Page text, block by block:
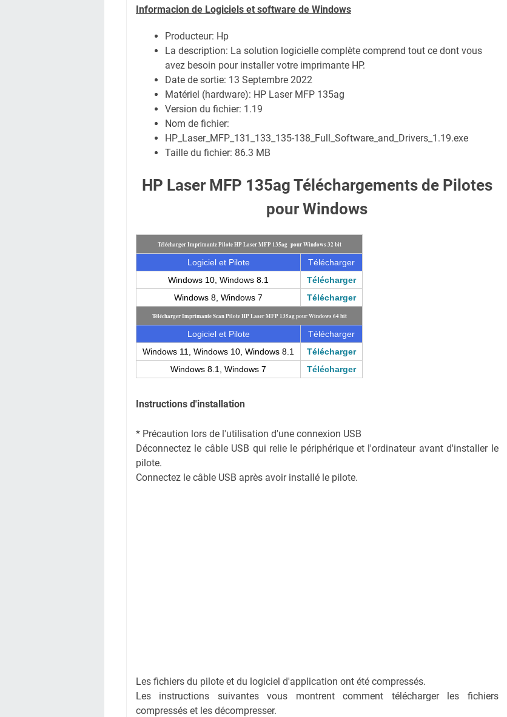
Informacion de Logiciels et software de Windows
Producteur: Hp
La description: La solution logicielle complète comprend tout ce dont vous
avez besoin pour installer votre imprimante HP.
Date de sortie: 13 Septembre 2022
Matériel (hardware): HP Laser MFP 135ag
Version du fichier: 1.19
Nom de fichier:
HP_Laser_MFP_131_133_135-138_Full_Software_and_Drivers_1.19.exe
Taille du fichier: 86.3 MB
HP Laser MFP 135ag Téléchargements de Pilotes
pour Windows
Télécharger Imprimante Pilote HP Laser MFP 135ag pour Windows 32 bit
Logiciel et Pilote
Télécharger
Windows 10, Windows 8.1
Télécharger
Windows 8, Windows 7
Télécharger
Télécharger Imprimante Scan Pilote HP Laser MFP 135ag pour Windows 64 bit
Logiciel et Pilote
Télécharger
Windows 11, Windows 10, Windows 8.1
Télécharger
Windows 8.1, Windows 7
Télécharger
Instructions d'installation
* Précaution lors de l'utilisation d'une connexion USB
Déconnectez le câble USB qui relie le périphérique et l'ordinateur avant d'installer le
pilote.
Connectez le câble USB après avoir installé le pilote.
Les fichiers du pilote et du logiciel d'application ont été compressés.
Les instructions suivantes vous montrent comment télécharger les fichiers
compressés et les décompresser.